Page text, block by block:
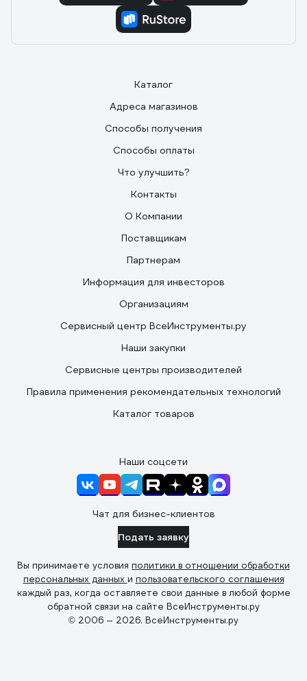
Каталог
Адреса магазинов
Способы получения
Способы оплаты
Что улучшить?
Контакты
О Компании
Поставщикам
Партнерам
Информация для инвесторов
Организациям
Сервисный центр ВсеИнструменты.ру
Наши закупки
Сервисные центры производителей
Правила применения рекомендательных технологий
Каталог товаров
Наши соцсети
Чат для бизнес-клиентов
Подать заявку
Вы принимаете условия политики в отношении обработки
персональных данных и пользовательского соглашения
каждый раз, когда оставляете свои данные в любой форме
обратной связи на сайте ВсеИнструменты.ру
© 2006 — 2026. ВсеИнструменты.ру